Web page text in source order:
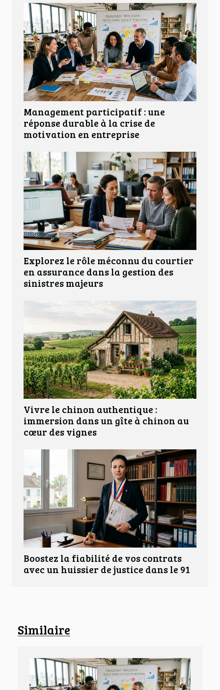
Management participatif : une
réponse durable à la crise de
motivation en entreprise
Explorez le rôle méconnu du courtier
en assurance dans la gestion des
sinistres majeurs
Vivre le chinon authentique :
immersion dans un gîte à chinon au
cœur des vignes
Boostez la fiabilité de vos contrats
avec un huissier de justice dans le 91
Similaire